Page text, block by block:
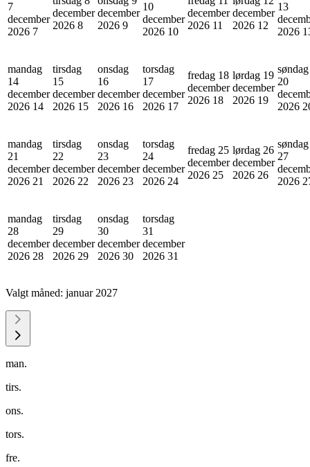
7
december
2026 7
december
2026 8
december
2026 9
10
december
2026 10
december
2026 11
december
2026 12
13
2026
mandag
14
december
2026 14
tirsdag
15
december
2026 15
onsdag
16
december
2026 16
torsdag
17
december
2026 17
fredag 18
december
2026 18
lørdag 19
december
2026 19
søndag
20
2026
mandag
21
december
2026 21
tirsdag
22
december
2026 22
onsdag
23
december
2026 23
torsdag
24
december
2026 24
fredag 25
december
2026 25
lørdag 26
december
2026 26
søndag
27
2026
mandag
28
december
2026 28
tirsdag
29
december
2026 29
onsdag
30
december
2026 30
torsdag
31
december
2026 31
Valgt måned: januar 2027
man.
tirs.
ons.
tors.
fre.